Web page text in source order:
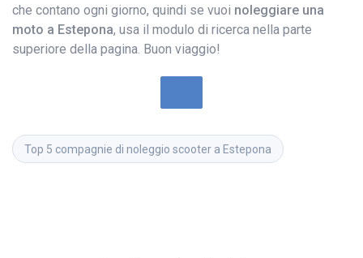
che contano ogni giorno, quindi se vuoi noleggiare una
moto a Estepona, usa il modulo di ricerca nella parte
superiore della pagina. Buon viaggio!
Top 5 compagnie di noleggio scooter a Estepona